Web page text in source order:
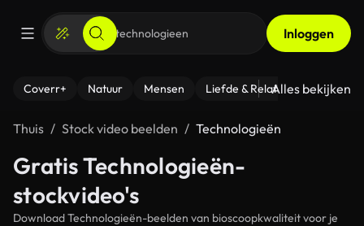
Inloggen
Coverr+ Natuur Mensen Liefde & Relaties - Fitness
Alles bekijken
Thuis Stock video beelden Technologieën
Gratis Technologieën-
stockvideo's
Download Technologieën-beelden van bioscoopkwaliteit voor je